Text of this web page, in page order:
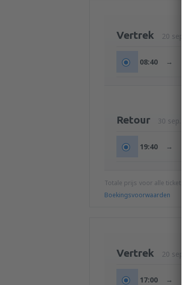
Vertrek 20 sep.
08:40 →
Retour 30 sep.
19:40 →
Totale prijs voor alle tickets
Boekingsvoorwaarden
Vertrek 20 sep.
17:00 →